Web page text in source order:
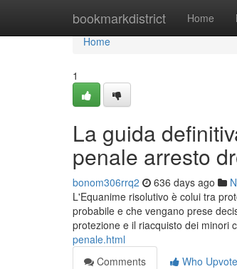
bookmarkdistrict Home
Home
Home
1
La guida
penale arresto
bonom306rrq2 636 days ago
L'Equanime risolutivo è colui tra
probabile e che vengano prese
protezione e il riacquisto dei minori
penale.html
Comments
Who